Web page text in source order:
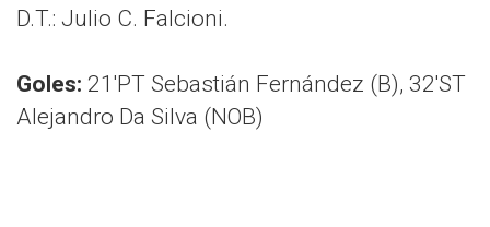
D.T.: Julio C. Falcioni.
Goles: 21'PT Sebastián Fernández (B), 32'ST
Alejandro Da Silva (NOB)